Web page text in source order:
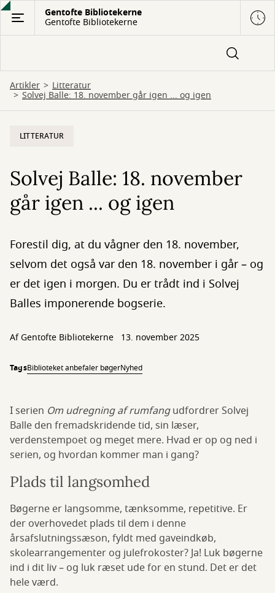
Gå
hovedindhold
Gentofte Bibliotekerne
Gentofte Bibliotekerne
Artikler Litteratur
Solvej Balle: 18. november går igen ... og igen
LITTERATUR
Solvej Balle: 18. november
går igen ... og igen
Forestil dig, at du vågner den 18. november,
selvom det også var den 18. november i går – og
er det igen i morgen. Du er trådt ind i Solvej
Balles imponerende bogserie.
Af Gentofte Bibliotekerne 13. november 2025
TagsBiblioteket anbefaler bøgerNyhed
I serien Om udregning af rumfangudfordrer Solvej
Balle den fremadskridende tid, sin læser,
verdenstempoet og meget mere. Hvad er op og ned i
serien, og hvordan kommer man i gang?
Plads til langsomhed
Bøgerne er langsomme, tænksomme, repetitive. Er
der overhovedet plads til dem i denne
årsafslutningssæson, fyldt med gaveindkøb,
skolearrangementer og julefrokoster? Ja! Luk bøgerne
ind i dit liv – og luk ræset ude for en stund. Det er det
hele værd.